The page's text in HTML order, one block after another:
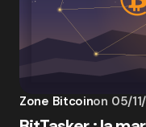
Zone Bitcoinon 05/